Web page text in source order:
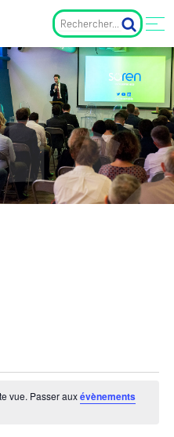
vue. Passer auxévènements